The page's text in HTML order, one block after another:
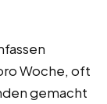
Woche, oft
gemacht